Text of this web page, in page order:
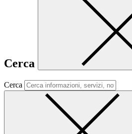
Cerca
Cerca